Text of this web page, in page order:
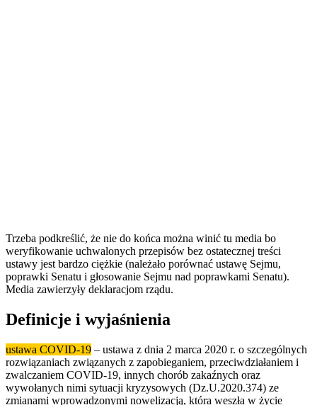
Trzeba podkreślić, że nie do końca można winić tu media bo
weryfikowanie uchwalonych przepisów bez ostatecznej treści
ustawy jest bardzo ciężkie (należało porównać ustawę Sejmu,
poprawki Senatu i głosowanie Sejmu nad poprawkami Senatu).
Media zawierzyły deklaracjom rządu.
Definicje i wyjaśnienia
ustawa COVID-19 – ustawa z dnia 2 marca 2020 r. o szczególnych
rozwiązaniach związanych z zapobieganiem, przeciwdziałaniem i
zwalczaniem COVID-19, innych chorób zakaźnych oraz
wywołanych nimi sytuacji kryzysowych (Dz.U.2020.374) ze
zmianami wprowadzonymi nowelizacją, która weszła w życie